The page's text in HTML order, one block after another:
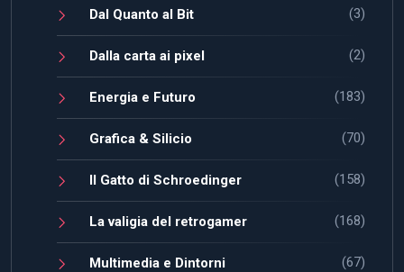
Dal Quanto al Bit (3)
Dalla carta ai pixel (2)
Energia e Futuro (183)
Grafica & Silicio (70)
Il Gatto di Schroedinger (158)
La valigia del retrogamer (168)
Multimedia e Dintorni (67)